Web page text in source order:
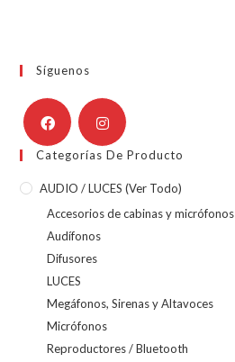
Síguenos
Categorías De Producto
AUDIO / LUCES (ver Todo)
Accesorios de cabinas y micrófonos
Audífonos
Difusores
LUCES
Megáfonos, Sirenas y Altavoces
Micrófonos
Reproductores / Bluetooth